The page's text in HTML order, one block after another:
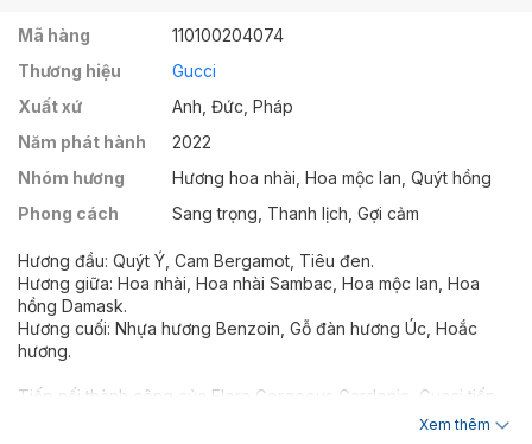
Mã hàng
110100204074
Thương hiệu
Gucci
Xuất xứ
Anh, Đức, Pháp
Năm phát hành
2022
Nhóm hương
Hương hoa nhài, Hoa mộc lan, Quýt hồng
Phong cách
Sang trọng, Thanh lịch, Gợi cảm
Hương đầu: Quýt Ý, Cam Bergamot, Tiêu đen.
Hương giữa: Hoa nhài, Hoa nhài Sambac, Hoa mộc lan, Hoa
hồng Damask.
Hương cuối: Nhựa hương Benzoin, Gỗ đàn hương Úc, Hoắc
hương.
Tiếp nối thành công của Flora Gorgeous Gardenia, Gucci tiếp
tục cho ra mắt phiên bản tiếp theo của dòng Gucci Flora
Xem thêm